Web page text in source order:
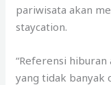
pariwisata akan
staycation.
“Referensi
yang tidak banyak